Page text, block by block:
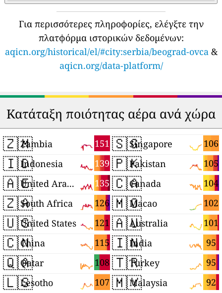
Για περισσότερες πληροφορίες, ελέγξτε την
πλατφόρμα ιστορικών δεδομένων:
aqicn.org/historical/el/#city:serbia/beograd-ovca&
aqicn.org/data-platform/
Κατάταξη ποιότητας αέρα ανά χώρα
🇿🇲 151
Zambia
🇮🇩 139
Indonesia
🇦🇪 135
United Arab Emirates
🇿🇦 126
South Africa
🇺🇸 121
United States
🇨🇳 115
China
🇶🇦 108
Qatar
🇱🇸 107
Lesotho
🇸🇬 106
Singapore
🇵🇰 105
Pakistan
🇨🇦 104
Canada
🇲🇴 102
Macao
🇦🇺 101
Australia
🇮🇳 95
India
🇹🇷 95
Turkey
🇲🇾 92
Malaysia